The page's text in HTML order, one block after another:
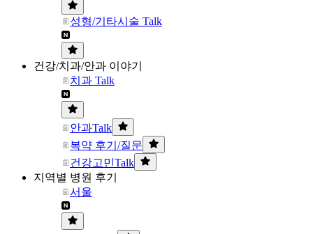
성형/기타시술 Talk
건강/치과/안과 이야기
치과 Talk
안과Talk
복약 후기/질문
건강고민Talk
지역별 병원 후기
서울